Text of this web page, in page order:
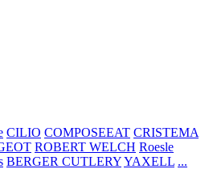
CILIO COMPOSEEAT CRISTEMA
ROBERT WELCH Roesle
BERGER CUTLERYYAXELL ...